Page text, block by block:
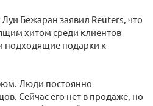
Бежаран заявил Reuters, что
хитом среди клиентов
подходящие подарки к
Люди постоянно
Сейчас его нет в продаже, но